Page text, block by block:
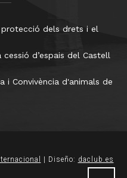
dels drets i el
d’espais del Castell
i Convivència d'animals de
| Diseño: daclub.es